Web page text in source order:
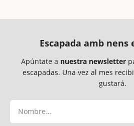
Escapada amb nens
Apúntate a nuestra newsletter
escapadas. Una vez al mes
gustará.